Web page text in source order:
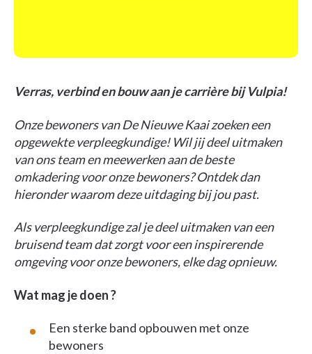
Verras, verbind en bouw aan je carrière bij Vulpia!
Onze bewoners van De Nieuwe Kaai zoeken een
opgewekte verpleegkundige! Wil jij deel uitmaken
van ons team en meewerken aan de beste
omkadering voor onze bewoners? Ontdek dan
hieronder waarom deze uitdaging bij jou past.
Als verpleegkundige zal je deel uitmaken van een
bruisend team dat zorgt voor een inspirerende
omgeving voor onze bewoners, elke dag opnieuw.
Wat mag je doen ?
Een sterke band opbouwen met onze
bewoners